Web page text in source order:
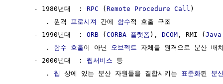
     - 1980년대  :
RPC (Remote Procedure Call )
        . 원격
프로시져 간에 함수적 호출 구조
     - 1990년대  :
ORB (CORBA 플랫폼 ), DCOM , RMI (Java
        .
함수 호출이 아닌 오브젝트
자체를 원격으로 분산 배
     - 2000년대  :
웹서비스 등
        .
웹 상에 있는 분산 자원들을 결합시키는 표준화된 분